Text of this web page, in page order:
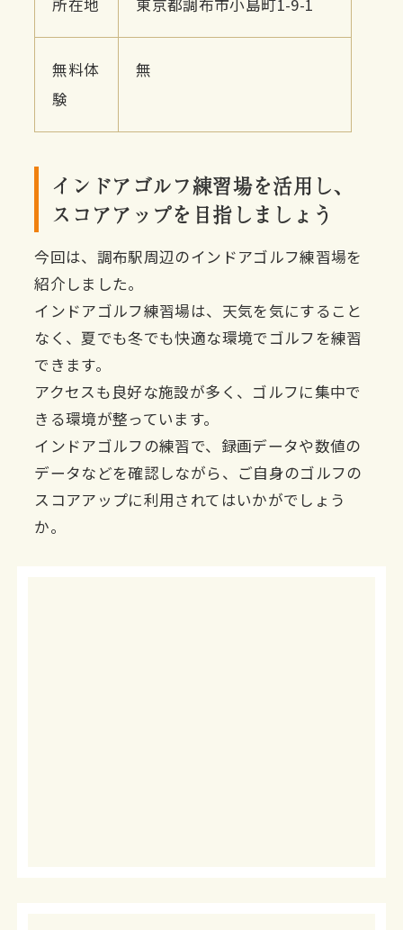
無料体
験
無
インドアゴルフ練習場を活用し、
スコアアップを目指しましょう
今回は、調布駅周辺のインドアゴルフ練習場を
紹介しました。
インドアゴルフ練習場は、天気を気にすること
なく、夏でも冬でも快適な環境でゴルフを練習
できます。
アクセスも良好な施設が多く、ゴルフに集中で
きる環境が整っています。
インドアゴルフの練習で、録画データや数値の
データなどを確認しながら、ご自身のゴルフの
スコアアップに利用されてはいかがでしょう
か。